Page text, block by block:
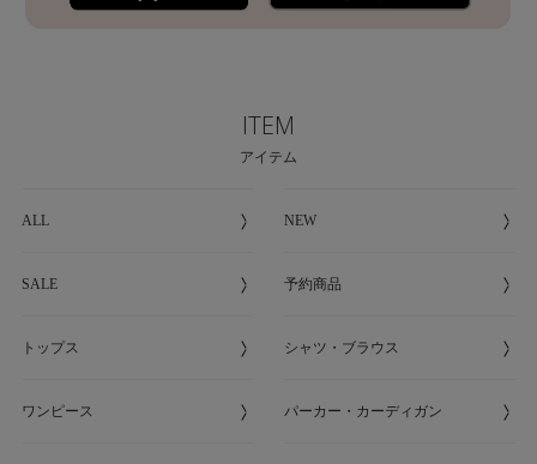
ITEM
アイテム
ALL NEW
SALE 予約商品
トップス シャツ・ブラウス
ワンピース パーカー・カーディガン